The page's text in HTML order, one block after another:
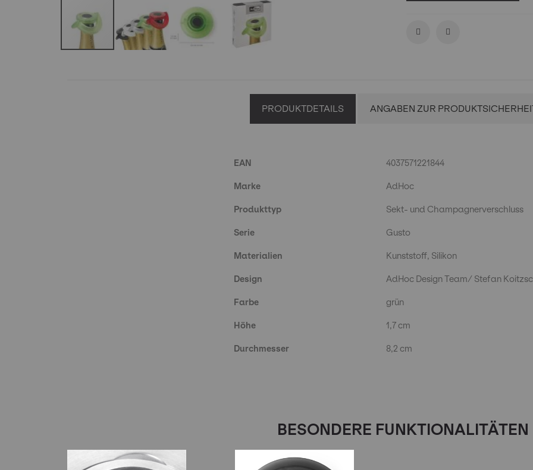
PRODUKTDETAILS
Produktdetails
EAN 4037571221844
Marke AdHoc
Produkttyp Sekt- und Champagnerverschluss
Serie Gusto
Materialien Kunststoff, Silikon
Design AdHoc Design Team/ Stefan
Farbe grün
Höhe 1,7 cm
Durchmesser 8,2 cm
ANGABEN ZUR
BESONDERE FUNKTIONALITÄTEN